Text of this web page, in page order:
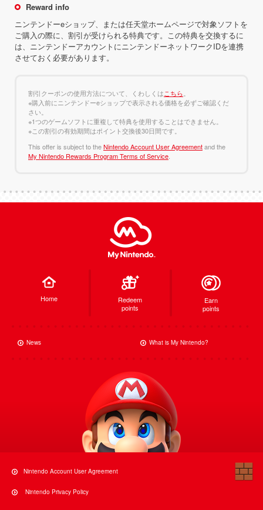
Reward info
ニンテンドーeショップ、または任天堂ホームページで対象ソフトを
ご購入の際に、割引が受けられる特典です。この特典を交換するに
は、ニンテンドーアカウントにニンテンドーネットワークIDを連携
させておく必要があります。
割引クーポンの使用方法について、くわしくはこちら
※購入前にニンテンドーeショップで表示される価格を必ずご確認くだ
さい。
※1つのゲームソフトに重複して特典を使用することはできません。
※この割引の有効期間はポイント交換後30日間です。
This offer is subject to theNintendo Account User Agreementand the
My Nintendo Rewards Program Terms of Service
Home
Redeem
points
Earn
points
News What is My Nintendo?
Nintendo Account User Agreement
Nintendo Privacy Policy